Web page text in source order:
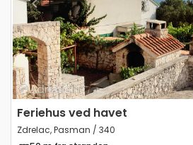
Previous
Feriehus ved havet
Zdrelac, Pasman / 340